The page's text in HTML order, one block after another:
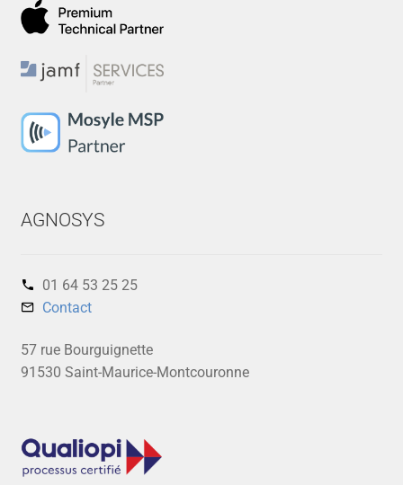
AGNOSYS
01 64 53 25 25‬
Contact
57 rue Bourguignette
91530 Saint-Maurice-Montcouronne